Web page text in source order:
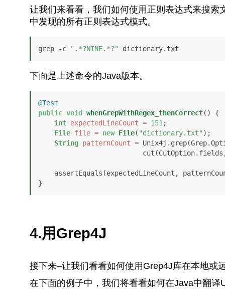
让我们来看看，我们如何使用正则表达式来搜
中发现的所有正则表达式模式。
grep -c ".*?NINE.*?"
下面是上述命令的Java版本。
@Test
public void whenGrepWithRegex_thenCorrect()
{
int expectedLineCount = 151 ;
File file = new File( "dictionary.txt" );
String patternCount =
}
4.用Grep4J
接下来–让我们看看如何使用Grep4J库在本地或
在下面的例子中，我们将看看如何在Java中翻译